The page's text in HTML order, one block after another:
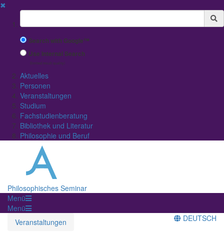
✖
Suchbegriff
Search with Google™
Use Internal Search
(limited result quality)
Aktuelles
Personen
Veranstaltungen
Studium
Fachstudienberatung
Bibliothek und Literatur
Philosophie und Beruf
Philosophisches Seminar
Menü
Menü
Veranstaltungen
DEUTSCH